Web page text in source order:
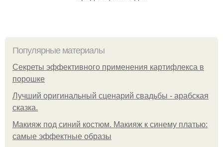
Популярные материалы
Секреты эффективного применения картифлекса в
порошке
Лучший оригинальный сценарий свадьбы - арабская
сказка.
Макияж под синий костюм. Макияж к синему платью:
самые эффектные образы